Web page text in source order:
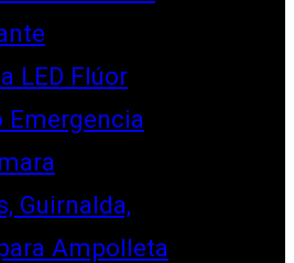
LED Flúor
Emergencia
Guirnalda,
Ampolleta